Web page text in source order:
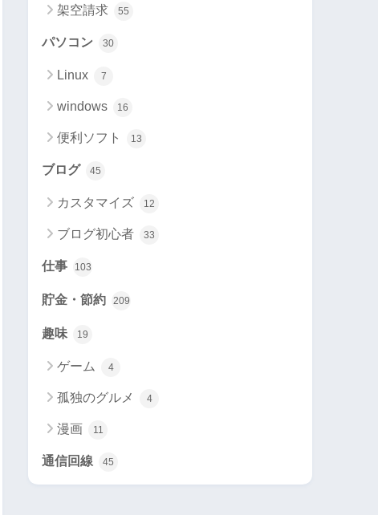
架空請求 55
パソコン 30
Linux 7
windows 16
便利ソフト 13
ブログ 45
カスタマイズ 12
ブログ初心者 33
仕事 103
貯金・節約 209
趣味 19
ゲーム 4
孤独のグルメ 4
漫画 11
通信回線 45